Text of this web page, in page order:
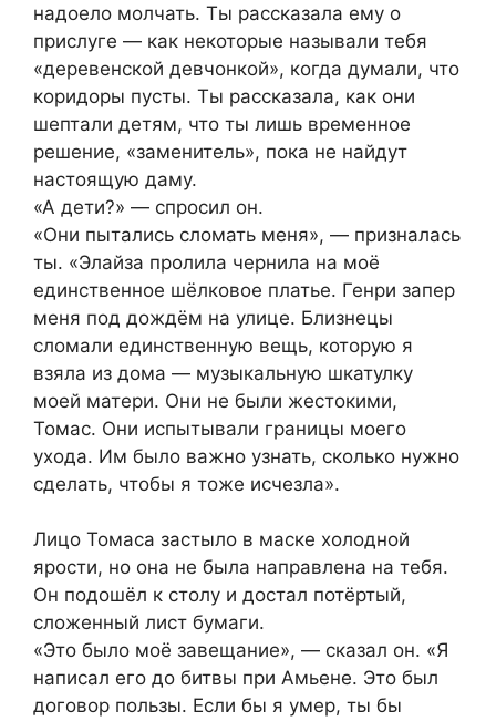
надоело молчать. Ты рассказала ему о
прислуге — как некоторые называли тебя
«деревенской девчонкой», когда думали, что
коридоры пусты. Ты рассказала, как они
шептали детям, что ты лишь временное
решение, «заменитель», пока не найдут
настоящую даму.
«А дети?» — спросил он.
«Они пытались сломать меня», — призналась
ты. «Элайза пролила чернила на моё
единственное шёлковое платье. Генри запер
меня под дождём на улице. Близнецы
сломали единственную вещь, которую я
взяла из дома — музыкальную шкатулку
моей матери. Они не были жестокими,
Томас. Они испытывали границы моего
ухода. Им было важно узнать, сколько нужно
сделать, чтобы я тоже исчезла».
Лицо Томаса застыло в маске холодной
ярости, но она не была направлена на тебя.
Он подошёл к столу и достал потёртый,
сложенный лист бумаги.
«Это было моё завещание», — сказал он. «Я
написал его до битвы при Амьене. Это был
договор пользы. Если бы я умер, ты бы